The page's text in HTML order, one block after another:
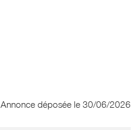
Annonce déposée le 30/06/2026